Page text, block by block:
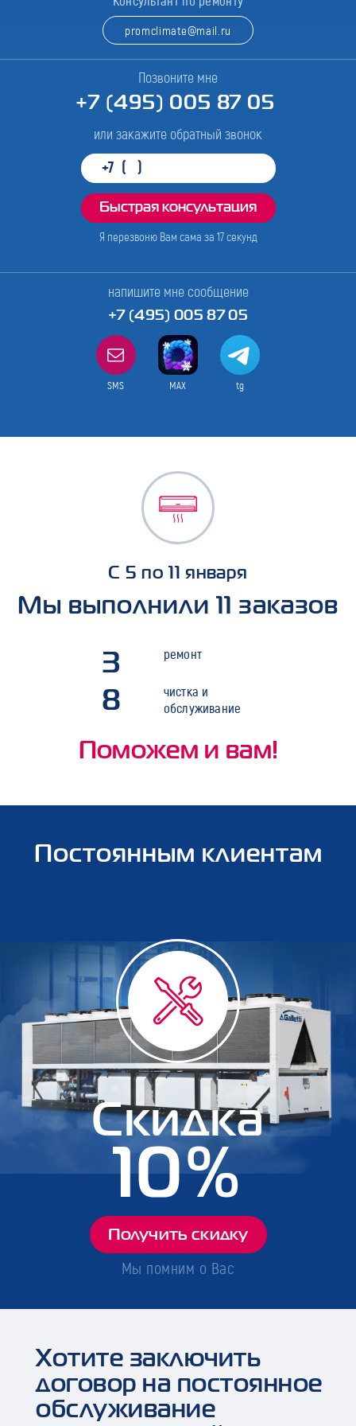
promclimate@mail.ru
Позвоните мне
+7 (495) 005 87 05
или закажите обратный звонок
Я перезвоню Вам сама за 17секунд
напишите мне сообщение
+7 (495) 005 87 05
SMS MAX tg
С 5 по 11 января
Мы выполнили 11 заказов
3 ремонт
8
чистка и
обслуживание
Поможем и вам!
Постоянным клиентам
Мы помним о Вас
Скидка
10%
Получить скидку
Хотите заключить
договор на постоянное
обслуживание